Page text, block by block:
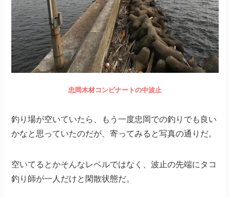
忠岡木材コンビナートの中波止
釣り場が空いていたら、もう一度忠岡での釣りでも良い
かなと思っていたのだが、寄ってみると写真の通りだ。
空いてるとかそんなレベルではなく、波止の先端にタコ
釣り師が一人だけと閑散状態だ。